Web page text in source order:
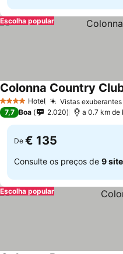
Escolha popular
4 EstrelasHotel Vistas
Colonna Country
7,7 Boa 2.020 a 0.7 km de
De € 135
Consulte os preços de 9
Escolha popular